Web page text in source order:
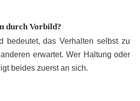
durch Vorbild?
bedeutet, das Verhalten selbst zu
erwartet. Wer Haltung oder
beides zuerst an sich.